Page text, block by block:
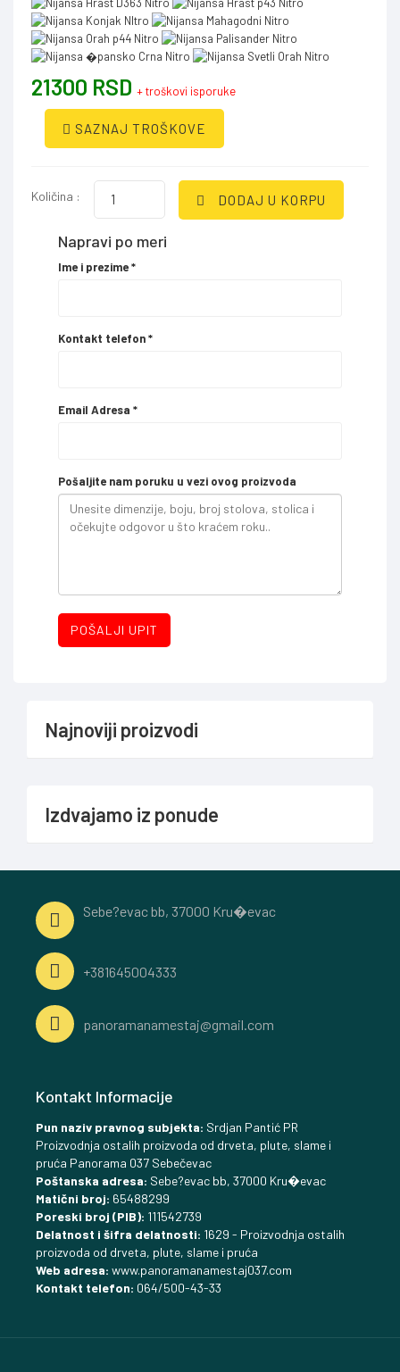
21300 RSD + troškovi isporuke
SAZNAJ TROŠKOVE
Količina : DODAJ U KORPU
Napravi po meri
Ime i prezime*
Kontakt telefon*
Email Adresa *
Pošaljite nam poruku u vezi ovog proizvoda
POŠALJI UPIT
Najnoviji proizvodi
Izdvajamo iz ponude
Sebe?evac bb, 37000 Kru�evac
+381645004333
panoramanamestaj@gmail.com
Kontakt Informacije
Pun naziv pravnog subjekta: Srdjan Pantić PR
Proizvodnja ostalih proizvoda od drveta, plute, slame i
pruća Panorama 037 Sebečevac
Poštanska adresa: Sebe?evac bb, 37000 Kru�evac
Matični broj: 65488299
Poreski broj (PIB): 111542739
Delatnost i šifra delatnosti: 1629 - Proizvodnja ostalih
proizvoda od drveta, plute, slame i pruća
Web adresa: www.panoramanamestaj037.com
Kontakt telefon: 064/500-43-33